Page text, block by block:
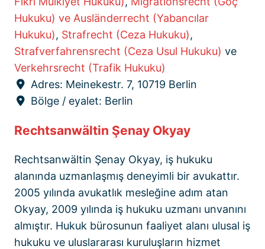
Hukuku) ve Ausländerrecht (Yabancılar
Hukuku), Strafrecht (Ceza Hukuku),
Strafverfahrensrecht (Ceza Usul Hukuku) ve
Verkehrsrecht (Trafik Hukuku)
Adres: Meinekestr. 7, 10719 Berlin
Bölge / eyalet: Berlin
Rechtsanwältin Şenay Okyay
Rechtsanwältin Şenay Okyay, iş hukuku
alanında uzmanlaşmış deneyimli bir avukattır.
2005 yılında avukatlık mesleğine adım atan
Okyay, 2009 yılında iş hukuku uzmanı unvanını
almıştır. Hukuk bürosunun faaliyet alanı ulusal iş
hukuku ve uluslararası kuruluşların hizmet